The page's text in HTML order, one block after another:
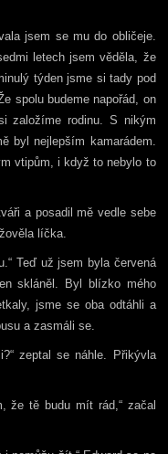
jsem se mu do obličeje.
letech jsem věděla, že
týden jsme si tady pod
spolu budeme napořád, on
založíme rodinu. S nikým
byl nejlepším kamarádem.
vtipům, i když to nebylo to
a posadil mě vedle sebe
líčka.
Teď už jsem byla červená
skláněl. Byl blízko mého
jsme se oba odtáhli a
a zasmáli se.
zeptal se náhle. Přikývla
že tě budu mít rád,“ začal